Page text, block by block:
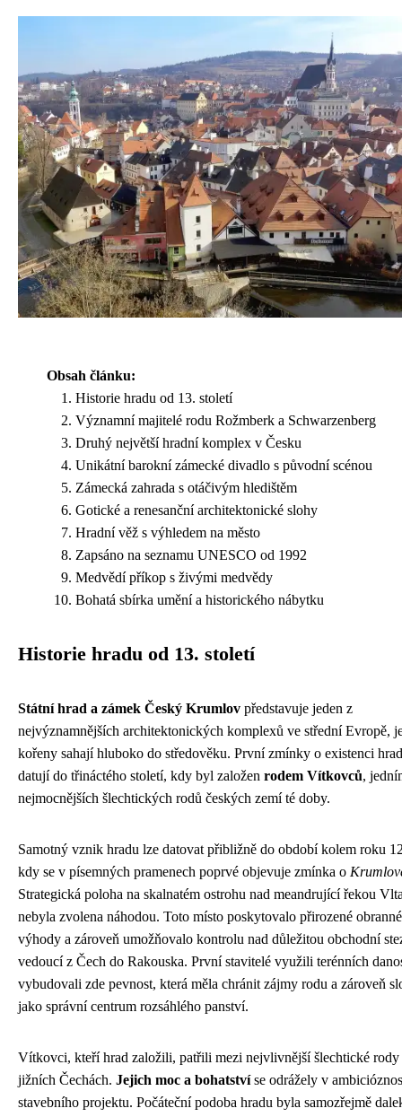
Obsah článku:
Historie hradu od 13. století
Významní majitelé rodu Rožmberk a Schwarzenberg
Druhý největší hradní komplex v Česku
Unikátní barokní zámecké divadlo s původní scénou
Zámecká zahrada s otáčivým hledištěm
Gotické a renesanční architektonické slohy
Hradní věž s výhledem na město
Zapsáno na seznamu UNESCO od 1992
Medvědí příkop s živými medvědy
Bohatá sbírka umění a historického nábytku
Historie hradu od 13. století
Státní hrad a zámek Český Krumlov představuje jeden z
nejvýznamnějších architektonických komplexů ve střední Evropě,
kořeny sahají hluboko do středověku. První zmínky o existenci
datují do třináctého století, kdy byl založen rodem Vítkovců,
nejmocnějších šlechtických rodů českých zemí té doby.
Samotný vznik hradu lze datovat přibližně do období kolem roku
kdy se v písemných pramenech poprvé objevuje zmínka o
Strategická poloha na skalnatém ostrohu nad meandrující řekou
nebyla zvolena náhodou. Toto místo poskytovalo přirozené obranné
výhody a zároveň umožňovalo kontrolu nad důležitou obchodní
vedoucí z Čech do Rakouska. První stavitelé využili terénních
vybudovali zde pevnost, která měla chránit zájmy rodu a zároveň
jako správní centrum rozsáhlého panství.
Vítkovci, kteří hrad založili, patřili mezi nejvlivnější šlechtické
jižních Čechách. Jejich moc a bohatstvíse odrážely v
stavebního projektu. Počáteční podoba hradu byla samozřejmě